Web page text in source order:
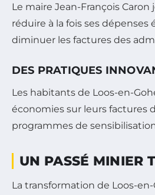
Le maire Jean-François
réduire à la fois ses
diminuer les factures des
DES PRATIQUES
Les habitants de Loos-en-
économies sur leurs factures
programmes de
UN PASSÉ MINIER
La transformation de Loos-